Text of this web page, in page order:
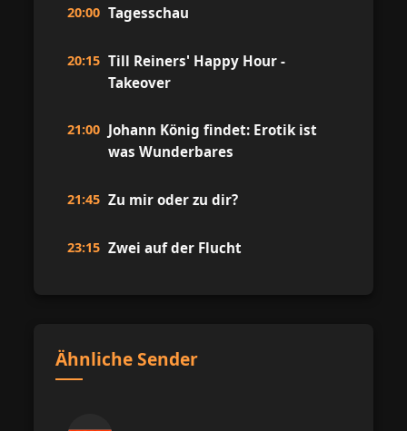
20:00 Tagesschau
20:15 Till Reiners' Happy Hour -
Takeover
21:00 Johann König findet: Erotik ist
was Wunderbares
21:45 Zu mir oder zu dir?
23:15 Zwei auf der Flucht
Ähnliche Sender